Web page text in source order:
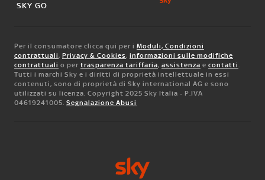
SKY GO
Per il consumatore clicca qui per i Moduli, Condizioni
contrattuali, Privacy & Cookies, informazioni sulle modifiche
contrattuali o per trasparenza tariffaria, assistenza e contatti.
Tutti i marchi Sky e i diritti di proprietà intellettuale in essi
contenuti, sono di proprietà di Sky international AG e sono
utilizzati su licenza. Copyright 2025 Sky Italia - P.IVA
04619241005. Segnalazione Abusi